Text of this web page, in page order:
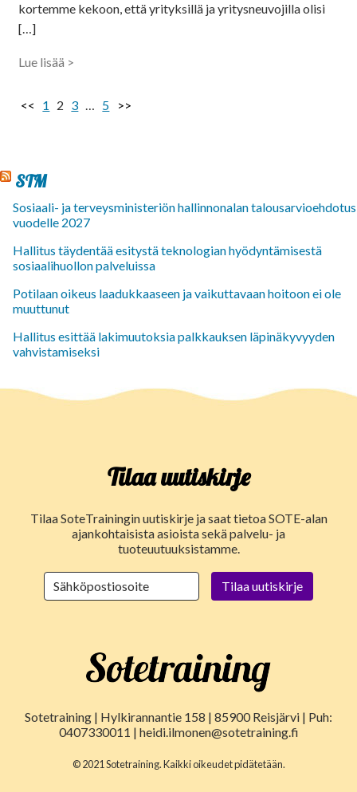
kortemme kekoon, että yrityksillä ja yritysneuvojilla olisi
[…]
Lue lisää >
<< 1 2 3 … 5 >>
STM
Sosiaali- ja terveysministeriön hallinnonalan talousarvioehdotus
vuodelle 2027
Hallitus täydentää esitystä teknologian hyödyntämisestä
sosiaalihuollon palveluissa
Potilaan oikeus laadukkaaseen ja vaikuttavaan hoitoon ei ole
muuttunut
Hallitus esittää lakimuutoksia palkkauksen läpinäkyvyyden
vahvistamiseksi
Tilaa uutiskirje
Tilaa SoteTrainingin uutiskirje ja saat tietoa SOTE-alan
ajankohtaisista asioista sekä palvelu- ja
tuoteuutuuksistamme.
Sotetraining | Hylkirannantie 158 | 85900 Reisjärvi | Puh:
0407330011 | heidi.ilmonen@sotetraining.fi
© 2021 Sotetraining. Kaikki oikeudet pidätetään.